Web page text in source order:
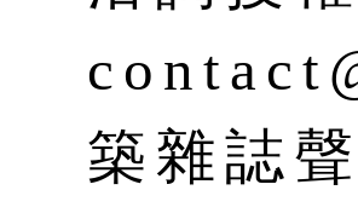
築雜誌